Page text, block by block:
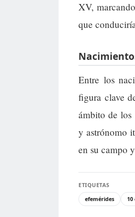
XV,
que
Entre los
figura clave
ámbito de
y astrónomo
en su campo
ETIQUETAS
efemérides